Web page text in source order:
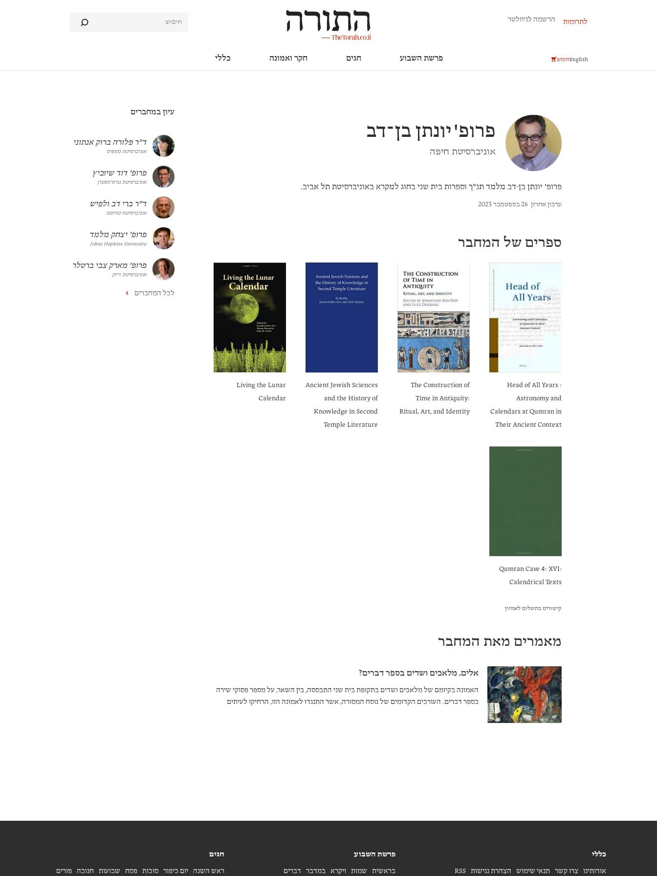
לתרומות הרשמה לניוזלטר
פרשת השבוע חגים חקר ואמונה כללי Englishחומש
חקר ואמונה כללי
פרופ'יונתן בן־דב
אוניברסיטת חיפה
פרופ' יונתן בן-דב מלמד תנ"ך וספרות בית שני בחוג למקרא באוניברסיטת תל אביב.
עדכון אחרון 26 בספטמבר 2023
ספרים של המחבר
Head of All Years :
Astronomy and
Calendars at Qumran in
Their Ancient Context
The Construction of
Time in Antiquity:
Ritual, Art, and Identity
Ancient Jewish Sciences
and the History of
Knowledge in Second
Temple Literature
Living the Lunar
Calendar
Qumran Cave 4: XVI:
Calendrical Texts
קישורים בתשלום לאמזון
מאמרים מאת המחבר
אלים, מלאכים ושדים בספר דברים?
האמונה בקיומם של מלאכים ושדים בתקופת בית שני התבססה, בין השאר, על מספר פסוקי שירה
בספר דברים. העורכים הקדומים של נוסח המסורה, אשר התנגדו לאמונה הזו, הרחיקו לעיתים
עיון במחברים
ד"ר פלורה ברוק אנתוני
אוניברסיטת ממפיס
פרופ' דוד שיוביץ
אוניברסיטת נורת'ווסטרן
ד"ר ברי דב ולפיש
אוניברסיטת טורונטו
פרופ' יצחק מלמד
Johns Hopkins University
פרופ' מארק צבי ברטלר
אוניברסיטת דיוק
לכל המחברים
כללי
אודותינו צרו קשר תנאי שימוש הצהרת נגישות RSS
פרשת השבוע
בראשית שמות ויקרא במדבר דברים
חגים
ראש השנה יום כיפור סוכות פסח שבועות חנוכה פורים